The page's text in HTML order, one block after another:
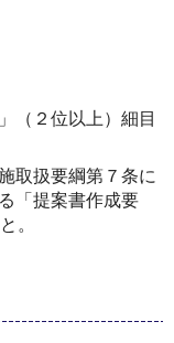
（２位以上）細目
取扱要綱第７条に
「提案書作成要
。